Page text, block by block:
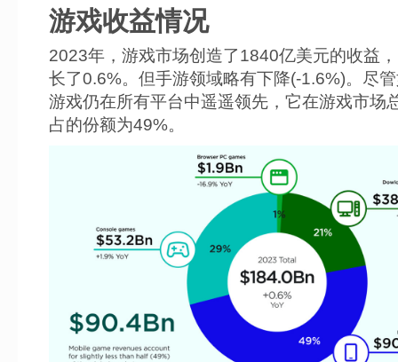
游戏收益情况
2023年，游戏市场创造了1840亿美元的收益
长了0.6%。但手游领域略有下降(-1.6%)。尽
游戏仍在所有平台中遥遥领先，它在游戏市场
占的份额为49%。